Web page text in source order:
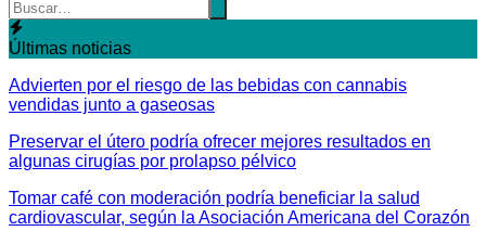
Últimas noticias
Advierten por el riesgo de las bebidas con cannabis
vendidas junto a gaseosas
Preservar el útero podría ofrecer mejores resultados en
algunas cirugías por prolapso pélvico
Tomar café con moderación podría beneficiar la salud
cardiovascular, según la Asociación Americana del Corazón